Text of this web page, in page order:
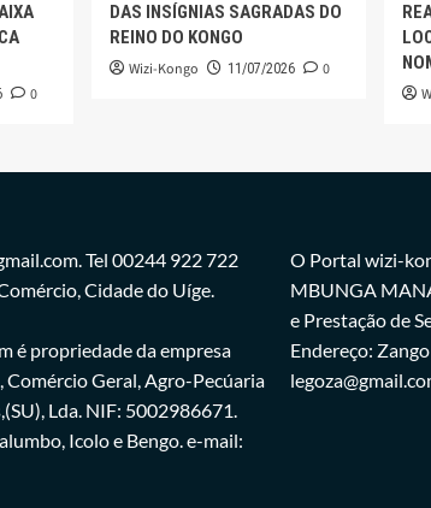
0
DAS INSÍGNIAS SAGRADAS DO
REINO DO KONGO
Wizi-Kongo 11/07/2026 0
Tel 00244 922 722
Cidade do Uíge.
é propriedade da empresa
Geral, Agro-Pecúaria
Lda. NIF: 5002986671.
Icolo e Bengo. e-mail:
O Portal wizi-
MBUNGA
e Prestação de
Endereço: